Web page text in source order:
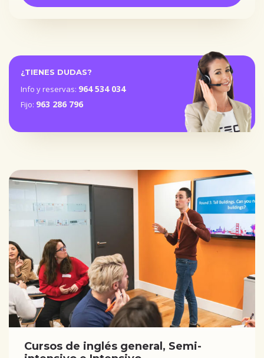
¿TIENES DUDAS?
Info y reservas: 964 534 034
Fijo: 963 286 796
Cursos de inglés general, Semi-